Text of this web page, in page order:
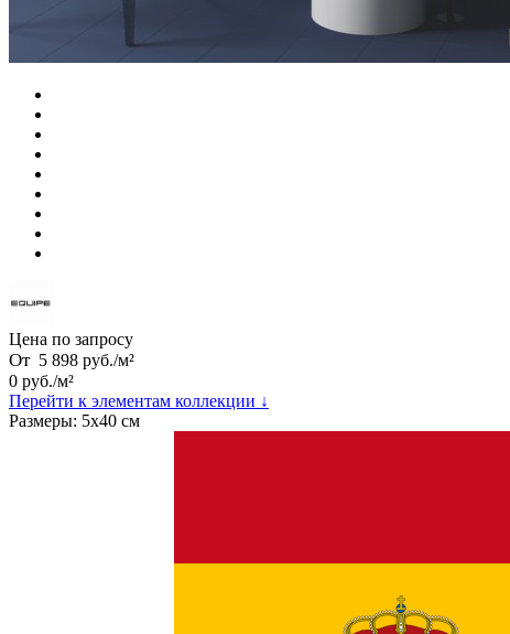
Цена по запросу
От 5 898 руб./м²
0 руб./м²
Перейти к элементам коллекции ↓
Размеры: 5х40 см